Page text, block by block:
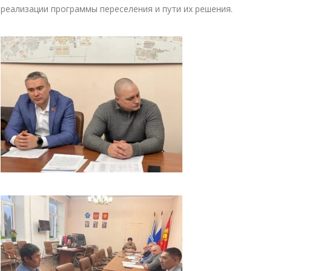
реализации программы переселения и пути их решения.